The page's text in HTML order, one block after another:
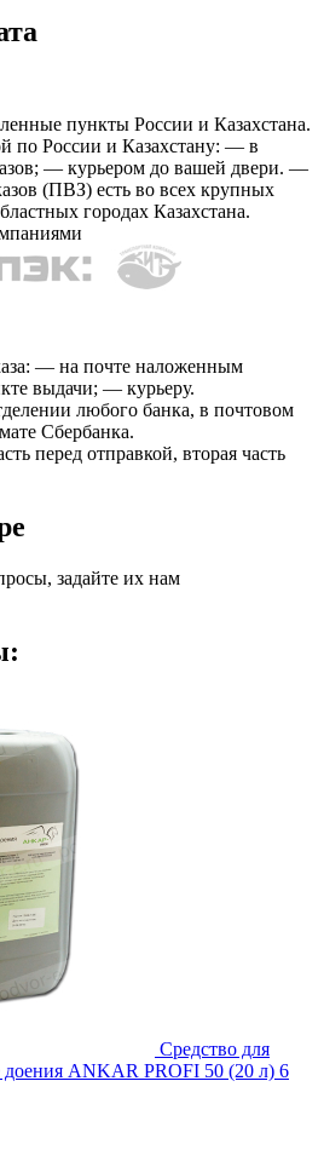
пункты России и Казахстана.
по России и Казахстану: — в
— курьером до вашей двери. —
(ПВЗ) есть во всех крупных
городах Казахстана.
— на почте наложенным
выдачи; — курьеру.
любого банка, в почтовом
Сбербанка.
перед отправкой, вторая часть
задайте их нам
Средство для
доения ANKAR PROFI 50 (20 л) 6